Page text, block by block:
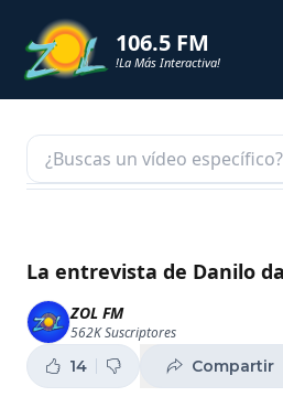
106.5 FM
!La Más Interactiva!
NOTICIAS
SHORTS
PODCAST
La entrevista de Danilo
ZOL FM
562KSuscriptores
14 Compartir